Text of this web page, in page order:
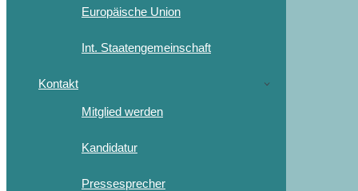
Europäische Union
Int. Staatengemeinschaft
Kontakt
Mitglied werden
Kandidatur
Pressesprecher